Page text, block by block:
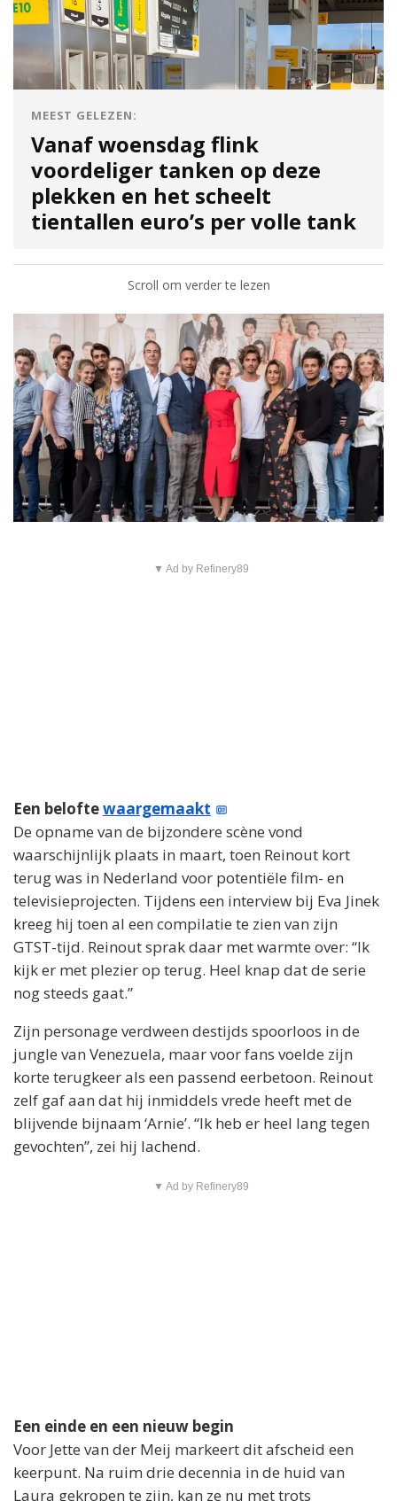
MEEST GELEZEN:
Vanaf woensdag flink
voordeliger tanken op deze
plekken en het scheelt
tientallen euro’s per volle tank
Scroll om verder te lezen
▼ Ad by Refinery89
Een beloftewaargemaakt
De opname van de bijzondere scène vond
waarschijnlijk plaats in maart, toen Reinout kort
terug was in Nederland voor potentiële film- en
televisieprojecten. Tijdens een interview bij Eva Jinek
kreeg hij toen al een compilatie te zien van zijn
GTST-tijd. Reinout sprak daar met warmte over: “Ik
kijk er met plezier op terug. Heel knap dat de serie
nog steeds gaat.”
Zijn personage verdween destijds spoorloos in de
jungle van Venezuela, maar voor fans voelde zijn
korte terugkeer als een passend eerbetoon. Reinout
zelf gaf aan dat hij inmiddels vrede heeft met de
blijvende bijnaam ‘Arnie’. “Ik heb er heel lang tegen
gevochten”, zei hij lachend.
▼ Ad by Refinery89
Een einde en een nieuw begin
Voor Jette van der Meij markeert dit afscheid een
keerpunt. Na ruim drie decennia in de huid van
Laura gekropen te zijn, kan ze nu met trots